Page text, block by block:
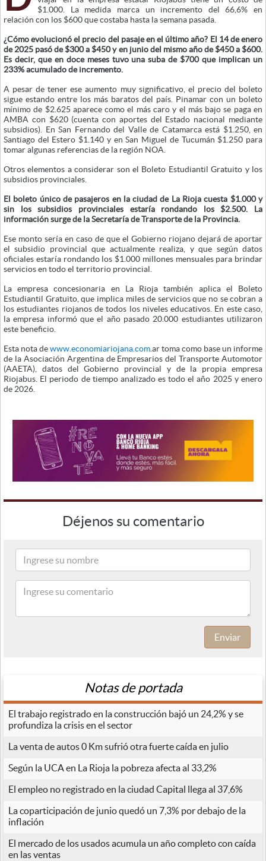
$1.000. La medida marca un incremento del 66,6% en
relación con los $600 que costaba hasta la semana pasada.
¿Cómo evolucionó el precio del pasaje en el último año? El 14 de enero
de 2025 pasó de $300 a $450 y en junio del mismo año de $450 a $600.
Es decir, que en doce meses tuvo una suba de $700 que implican un
233% acumulado de incremento.
A pesar de tener ese aumento muy significativo, el precio del boleto
sigue estando entre los más baratos del país. Pinamar con un boleto
mínimo de $2.625 aparece como el más caro y el más bajo se paga en
AMBA con $620 (cuenta con aportes del Estado nacional mediante
subsidios). En San Fernando del Valle de Catamarca está $1.250, en
Santiago del Estero $1.140 y en San Miguel de Tucumán $1.250 para
tomar algunas referencias de la región NOA.
Otros elementos a considerar son el Boleto Estudiantil Gratuito y los
subsidios provinciales.
El boleto único de pasajeros en la ciudad de La Rioja cuesta $1.000 y
sin los subsidios provinciales estaría rondando los $2.500. La
información surge de la Secretaría de Transporte de la Provincia.
Ese monto sería en caso de que el Gobierno riojano dejará de aportar
el subsidio provincial que actualmente realiza, y que según datos
oficiales estaría rondando los $1.000 millones mensuales para brindar
servicios en todo el territorio provincial.
La empresa concesionaria en La Rioja también aplica el Boleto
Estudiantil Gratuito, que implica miles de servicios que no se cobran a
los estudiantes riojanos de todos los niveles educativos. En este caso,
la empresa informó que el año pasado 20.000 estudiantes utilizaron
este beneficio.
Esta nota dewww.economiariojana.com.ar toma como base un informe
de la Asociación Argentina de Empresarios del Transporte Automotor
(AAETA), datos del Gobierno provincial y de la propia empresa
Riojabus. El periodo de tiempo analizado es todo el año 2025 y enero
de 2026.
Déjenos su comentario
Enviar
Notas de portada
El trabajo registrado en la construcción bajó un 24,2% y se
profundiza la crisis en el sector
La venta de autos 0 Km sufrió otra fuerte caída en julio
Según la UCA en La Rioja la pobreza afecta al 33,2%
El empleo no registrado en la ciudad Capital llega al 37,6%
La coparticipación de junio quedó un 7,3% por debajo de la
inflación
El mercado de los usados acumula un año completo con caída
en las ventas